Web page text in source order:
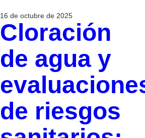
16 de octubre de 2025
Cloración
de agua y
de riesgos